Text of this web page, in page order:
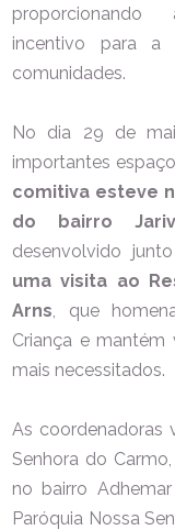
proporcionando
incentivo para a
comunidades.
No dia 29 de
importantes
comitiva esteve
do bairro
desenvolvido
uma visita ao
Arns , que
Criança e
mais necessitados.
As coordenadoras
Senhora do
no bairro
Paróquia Nossa